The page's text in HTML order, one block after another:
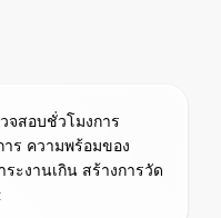
จสอบชั่วโมงการ
ร ความพร้อมของ
ะงานเกิน สร้างการวัด